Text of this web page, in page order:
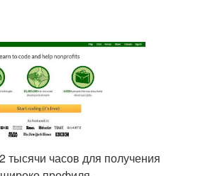
тысячи часов для получения